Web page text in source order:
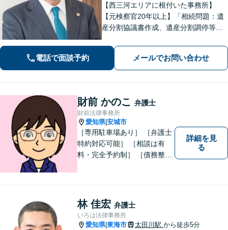
【西三河エリアに根付いた事務所】
【元検察官20年以上】「相続問題：遺
産分割協議書作成、遺産分割調停等を
税理士・社労士がいます】不当解雇・
未払い残業代・就業規則の整備など対
応【当日/夜間/土日対応可】
電話で面談予約 メールでお問い合わせ
財前 かのこ 弁護士
財前法律事務所
愛知県|安城市
［専用駐車場あり］ ［弁護士
特約対応可能］ ［相談は有
料・完全予約制］ ［債務整理
りになる街の法律家を目指し
ています。 暮らしのトラブ
ル、まずはご相談ください。
詳細を見
る
林 佳宏 弁護士
いろは法律事務所
愛知県|東海市 太田川駅 から徒歩5分